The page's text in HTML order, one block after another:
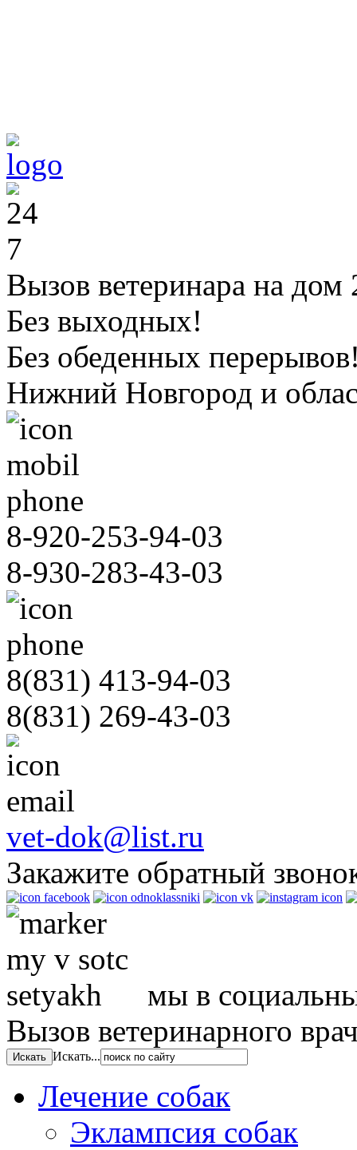
Вызов ветеринара на дом
Без выходных!
Без обеденных
Нижний Новгород и
8-920-253-94-03
8-930-283-43-03
8(831) 413-94-03
8(831) 269-43-03
vet-dok@list.ru
Закажите обратный
мы в
Вызов ветеринарного
Искать...
Лечение собак
Эклампсия собак